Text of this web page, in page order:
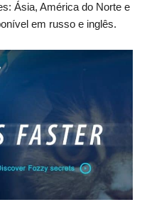
Ásia, América do Norte e
em russo e inglês.